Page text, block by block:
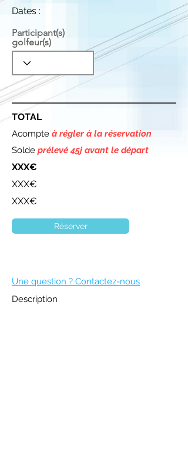
Dates :
Participant(s)
golfeur(s)
TOTAL
Acompte à régler à la réservation
Solde prélevé 45j avant le départ
XXX€
XXX€
XXX€
Réserver
Une question ? Contactez-nous
Description